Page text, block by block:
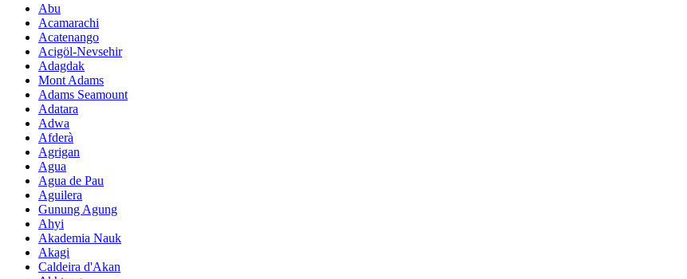
Abu
Acamarachi
Acatenango
Acigöl-Nevsehir
Adagdak
Mont Adams
Adams Seamount
Adatara
Adwa
Afderà
Agrigan
Agua
Agua de Pau
Aguilera
Gunung Agung
Ahyi
Akademia Nauk
Akagi
Caldeira d'Akan